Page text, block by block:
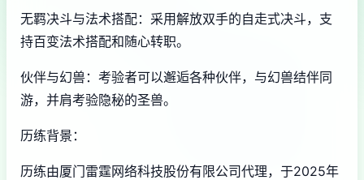
无羁决斗与法术搭配：采用解放双手的自走式决斗，支
持百变法术搭配和随心转职。
伙伴与幻兽：考验者可以邂逅各种伙伴，与幻兽结伴同
游，并肩考验隐秘的圣兽。
历练背景：
历练由厦门雷霆网络科技股份有限公司代理，于2025年